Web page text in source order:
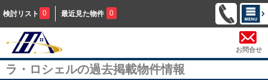
検討リスト 0 最近見た物件 0
お問合せ
ラ・ロシェルの過去掲載物件情報